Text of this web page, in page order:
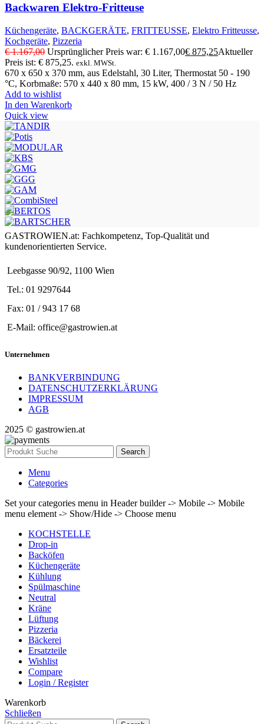
Backwaren Elektro-Fritteuse
Küchengeräte, BACKGERÄTE, FRITTEUSSE, Elektro Fritteusse,
Kochgeräte, Pizzeria
€1.167,00 Ursprünglicher Preis war: € 1.167,00€ 875,25Aktueller
Preis ist: € 875,25. exkl. MWSt.
670 x 650 x 370 mm, aus Edelstahl, 30 Liter, Thermostat 50 - 190
°C, Korbmaße: 570 x 440 x 80 mm, 15 kW, 400 / 3 N / 50 Hz
Add to wishlist
In den Warenkorb
Quick view
GASTROWIEN.at: Fachkompetenz, Top-Qualität und
kundenorientierten Service.
Leebgasse 90/92, 1100 Wien
Tel.: 01 9297644
Fax: 01 / 943 17 68
E-Mail: office@gastrowien.at
Unternehmen
BANKVERBINDUNG
DATENSCHUTZERKLÄRUNG
IMPRESSUM
AGB
2025 © gastrowien.at
Search
Menu
Categories
Set your categories menu in Header builder -> Mobile -> Mobile
menu element -> Show/Hide -> Choose menu
KOCHSTELLE
Drop-in
Backöfen
Küchengeräte
Kühlung
Spülmaschine
Neutral
Kräne
Lüftung
Pizzeria
Bäckerei
Ersatzteile
Wishlist
Compare
Login / Register
Warenkorb
Schließen